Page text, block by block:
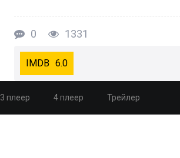
0 1331
6.0
3 плеер 4 плеер Трейлер